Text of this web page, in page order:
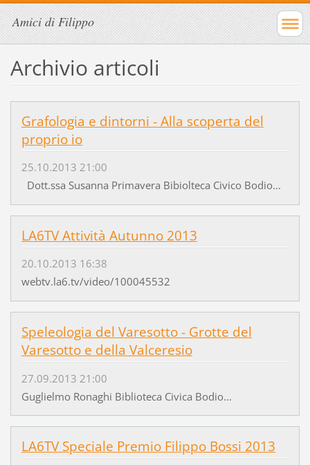
Amici di Filippo
Archivio articoli
Grafologia e dintorni - Alla scoperta del
proprio io
25.10.2013 21:00
Dott.ssa Susanna Primavera Bibiolteca Civico Bodio...
LA6TV Attività Autunno 2013
20.10.2013 16:38
webtv.la6.tv/video/100045532
Speleologia del Varesotto - Grotte del
Varesotto e della Valceresio
27.09.2013 21:00
Guglielmo Ronaghi Biblioteca Civica Bodio...
LA6TV Speciale Premio Filippo Bossi 2013